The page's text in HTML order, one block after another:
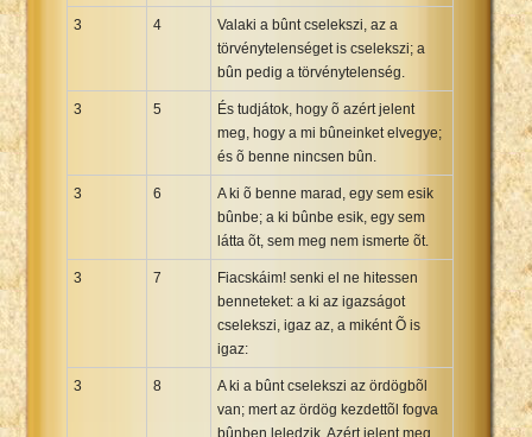
3 4
Valaki a bûnt cselekszi, az a
törvénytelenséget is cselekszi; a
bûn pedig a törvénytelenség.
3 5
És tudjátok, hogy õ azért jelent
meg, hogy a mi bûneinket elvegye;
és õ benne nincsen bûn.
3 6
A ki õ benne marad, egy sem esik
bûnbe; a ki bûnbe esik, egy sem
látta õt, sem meg nem ismerte õt.
3 7
Fiacskáim! senki el ne hitessen
benneteket: a ki az igazságot
cselekszi, igaz az, a miként Õ is
igaz:
3 8
A ki a bûnt cselekszi az ördögbõl
van; mert az ördög kezdettõl fogva
bûnben leledzik. Azért jelent meg